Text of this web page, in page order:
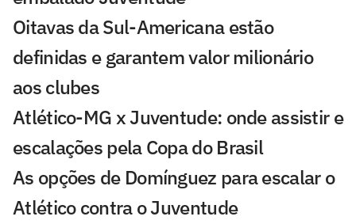
Oitavas da Sul-Americana estão
definidas e garantem valor milionário
aos clubes
Atlético-MG x Juventude: onde assistir e
escalações pela Copa do Brasil
As opções de Domínguez para escalar o
Atlético contra o Juventude